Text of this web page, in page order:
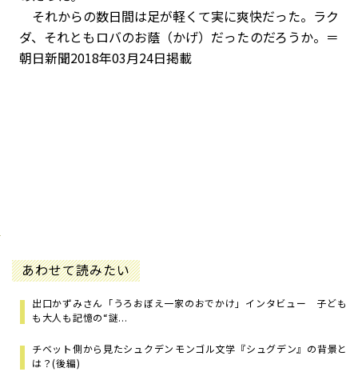
それからの数日間は足が軽くて実に爽快だった。ラク
ダ、それともロバのお蔭（かげ）だったのだろうか。＝
朝日新聞2018年03月24日掲載
あわせて読みたい
出口かずみさん「うろおぼえ一家のおでかけ」インタビュー 子ども
も大人も記憶の“謎...
チベット側から見たシュクデン――モンゴル文学『シュグデン』の背景と
は？(後編)